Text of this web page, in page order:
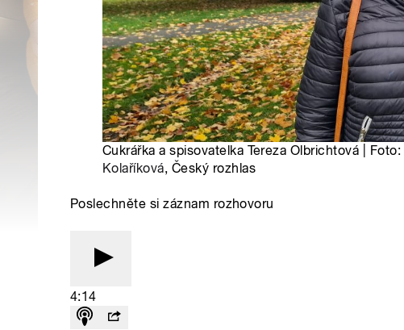
Cukrářka a spisovatelka Tereza Olbrichtová | Foto:
Kolaříková, Český rozhlas
Poslechněte si záznam rozhovoru
4:14